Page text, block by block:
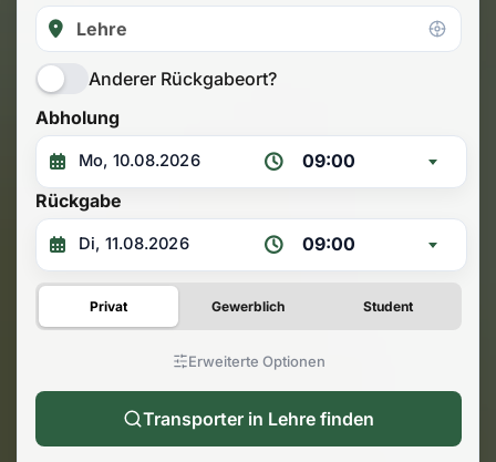
Anderer Rückgabeort?
Abholung
09:00
Rückgabe
09:00
Privat Gewerblich Student
Erweiterte Optionen
Transporter in Lehre finden